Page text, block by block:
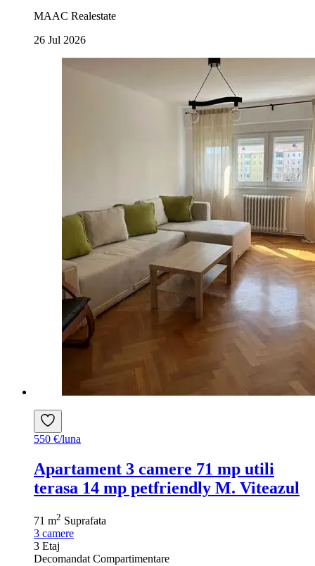
MAAC Realestate
26 Jul 2026
550 €/luna
Apartament 3 camere 71 mp utili
terasa 14 mp petfriendly M. Viteazul
71 m2 Suprafata
3 camere
3 Etaj
Decomandat Compartimentare